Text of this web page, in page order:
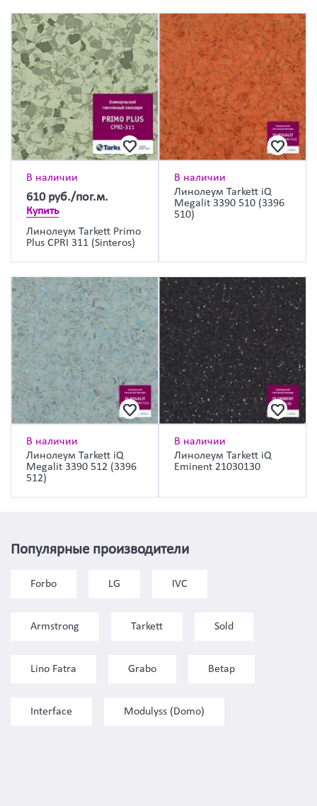
В наличии
610 руб./пог.м.
Купить
Линолеум Tarkett Primo
Plus CPRI 311 (Sinteros)
В наличии
Линолеум Tarkett iQ
Megalit 3390 510 (3396
510)
В наличии
Линолеум Tarkett iQ
Megalit 3390 512 (3396
512)
В наличии
Линолеум Tarkett iQ
Eminent 21030130
Популярные производители
Forbo LG IVC
Armstrong Tarkett Sold
Lino Fatra Grabo Betap
Interface Modulyss (Domo)